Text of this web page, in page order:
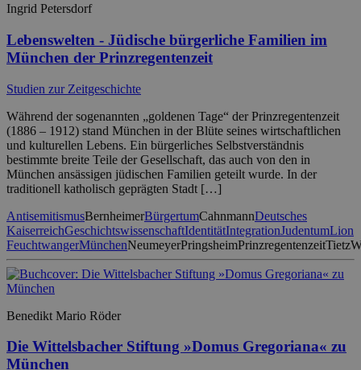
Ingrid Petersdorf
Lebenswelten - Jüdische bürgerliche Familien im
München der Prinzregentenzeit
Studien zur Zeitgeschichte
Während der sogenannten „goldenen Tage“ der Prinzregentenzeit
(1886 – 1912) stand München in der Blüte seines wirtschaftlichen
und kulturellen Lebens. Ein bürgerliches Selbstverständnis
bestimmte breite Teile der Gesellschaft, das auch von den in
München ansässigen jüdischen Familien geteilt wurde. In der
traditionell katholisch geprägten Stadt […]
AntisemitismusBernheimerBürgertumCahnmannDeutsches
KaiserreichGeschichtswissenschaftIdentitätIntegrationJudentumLion
FeuchtwangerMünchenNeumeyerPringsheimPrinzregentenzeitTietz
Benedikt Mario Röder
Die Wittelsbacher Stiftung »Domus Gregoriana« zu
München